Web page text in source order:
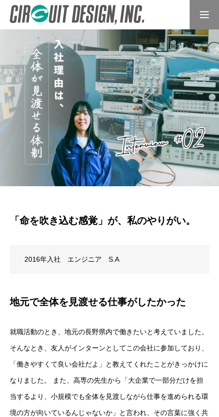
インターンシップ 採用エントリー
トップページ
会社を知る
働く人を知る
募集要項
お知らせ
「命を吹き込む感覚」が、私のやりがい。
2016年入社 エンジニア S.A
地元で全体を見渡せる仕事がしたかった
就職活動のとき、地元の長野県内で働きたいと考えていました。
そんなとき、友人がインターンとしてこの会社に参加しており、
「働きやすくて良い会社だよ」と教えてくれたことがきっかけに
なりました。 また、高専の先生から「大企業で一部分だけを担
当するより、小規模でも全体を見渡しながら仕事を進められる環
境の方が向いているんじゃないか」と言われ、その言葉に強く共